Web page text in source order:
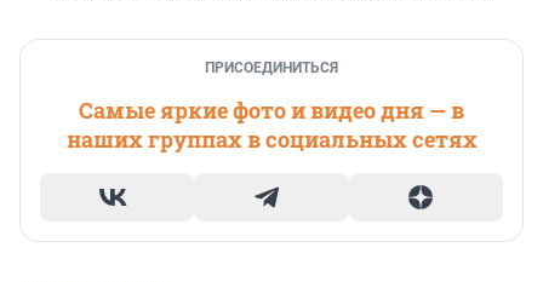
ПРИСОЕДИНИТЬСЯ
Самые яркие фото и видео дня — в
наших группах в социальных сетях